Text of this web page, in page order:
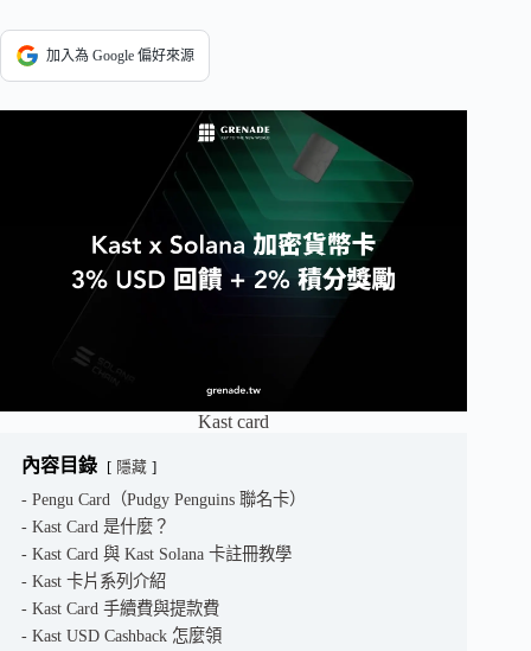
加入為 Google 偏好來源
Kast card
內容目錄 隱藏
Pengu Card（Pudgy Penguins 聯名卡）
Kast Card 是什麼？
Kast Card 與 Kast Solana 卡註冊教學
Kast 卡片系列介紹
Kast Card 手續費與提款費
Kast USD Cashback 怎麼領